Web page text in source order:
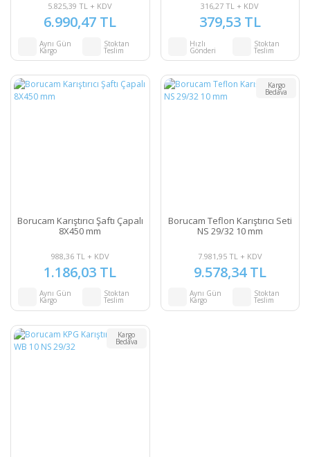
5.825,39 TL + KDV
6.990,47 TL
Aynı Gün
Kargo
Stoktan
Teslim
316,27 TL + KDV
379,53 TL
Hızlı
Gönderi
Stoktan
Teslim
Borucam Karıştırıcı Şaftı Çapalı
8X450 mm
988,36 TL + KDV
1.186,03 TL
Aynı Gün
Kargo
Stoktan
Teslim
Kargo
Bedava
Borucam Teflon Karıştırıcı Seti
NS 29/32 10 mm
7.981,95 TL + KDV
9.578,34 TL
Aynı Gün
Kargo
Stoktan
Teslim
Kargo
Bedava